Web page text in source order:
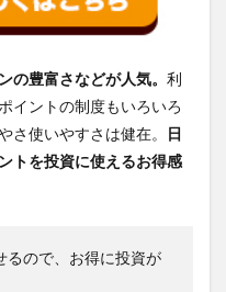
の豊富さなどが人気。 利
イントの制度もいろいろ
さ使いやすさは健在。
日
トを投資に使えるお得感
るので、お得に投資が